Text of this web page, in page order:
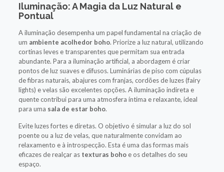
Iluminação: A Magia da Luz Natural e
Pontual
A iluminação desempenha um papel fundamental na criação de
um ambiente acolhedor boho. Priorize a luz natural, utilizando
cortinas leves e transparentes que permitam sua entrada
abundante. Para a iluminação artificial, a abordagem é criar
pontos de luz suaves e difusos. Luminárias de piso com cúpulas
de fibras naturais, abajures com franjas, cordões de luzes (fairy
lights) e velas são excelentes opções. A iluminação indireta e
quente contribui para uma atmosfera íntima e relaxante, ideal
para uma sala de estar boho.
Evite luzes fortes e diretas. O objetivo é simular a luz do sol
poente ou a luz de velas, que naturalmente convidam ao
relaxamento e à introspecção. Esta é uma das formas mais
eficazes de realçar as texturas bohoe os detalhes do seu
espaço.